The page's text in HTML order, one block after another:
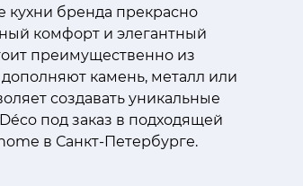
бренда прекрасно
комфорт и элегантный
преимущественно из
камень, металл или
создавать уникальные
под заказ в подходящей
в Санкт-Петербурге.